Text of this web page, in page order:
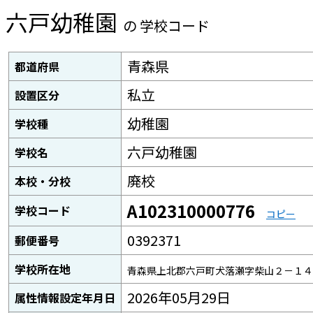
六戸幼稚園 の 学校コード
都道府県 青森県
設置区分 私立
学校種 幼稚園
学校名 六戸幼稚園
本校・分校 廃校
学校コード A102310000776 コピー
郵便番号 0392371
学校所在地 青森県上北郡六戸町犬落瀬字柴山２－１
属性情報設定年月日 2026年05月29日